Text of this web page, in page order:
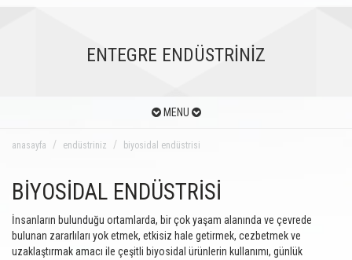
ENTEGRE ENDÜSTRİNİZ
MENU
anasayfa endüstriniz biyosidal endüstrisi
BİYOSİDAL ENDÜSTRİSİ
İnsanların bulunduğu ortamlarda, bir çok yaşam alanında ve çevrede
bulunan zararlıları yok etmek, etkisiz hale getirmek, cezbetmek ve
uzaklaştırmak amacı ile çeşitli biyosidal ürünlerin kullanımı, günlük